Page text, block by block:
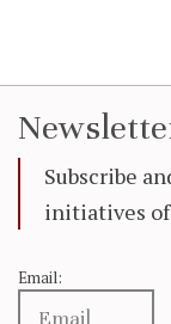
Subscribe
initiatives of
Email: